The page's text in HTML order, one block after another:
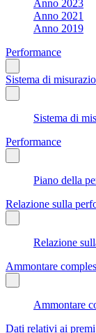
Anno 2023
Anno 2021
Anno 2019
Performance
Sistema di
Sistema di
Performance
Piano della
Relazione sulla
Relazione
Ammontare
Ammontare
Dati relativi ai premi